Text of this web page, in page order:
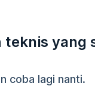
yang
coba lagi nanti.